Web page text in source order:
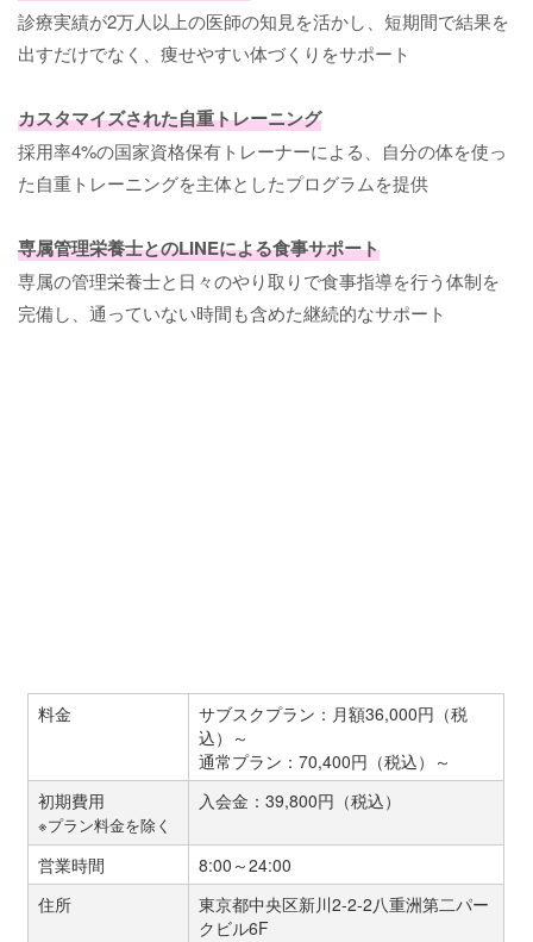
診療実績が2万人以上の医師の知見を活かし、短期間で結果を
出すだけでなく、痩せやすい体づくりをサポート
カスタマイズされた自重トレーニング
採用率4%の国家資格保有トレーナーによる、自分の体を使っ
た自重トレーニングを主体としたプログラムを提供
専属管理栄養士とのLINEによる食事サポート
専属の管理栄養士と日々のやり取りで食事指導を行う体制を
完備し、通っていない時間も含めた継続的なサポート
料金
サブスクプラン：月額36,000円（税
込）～
通常プラン：70,400円（税込）～
初期費用
※プラン料金を除く
入会金：39,800円（税込）
営業時間
8:00～24:00
住所
東京都中央区新川2-2-2八重洲第二パー
クビル6F